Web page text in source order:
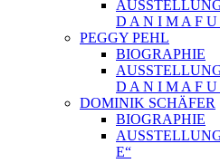
D A N I M A F U
PEGGY PEHL
BIOGRAPHIE
D A N I M A F U
DOMINIK SCHÄFER
BIOGRAPHIE
E“